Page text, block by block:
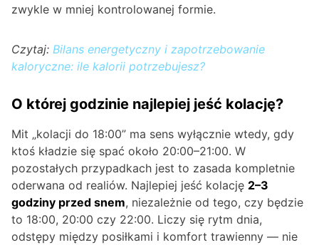
zwykle w mniej kontrolowanej formie.
Czytaj: Bilans energetyczny i zapotrzebowanie
kaloryczne: ile kalorii potrzebujesz?
O której godzinie najlepiej jeść kolację?
Mit „kolacji do 18:00” ma sens wyłącznie wtedy, gdy
ktoś kładzie się spać około 20:00–21:00. W
pozostałych przypadkach jest to zasada kompletnie
oderwana od realiów. Najlepiej jeść kolację 2–3
godziny przed snem, niezależnie od tego, czy będzie
to 18:00, 20:00 czy 22:00. Liczy się rytm dnia,
odstępy między posiłkami i komfort trawienny — nie